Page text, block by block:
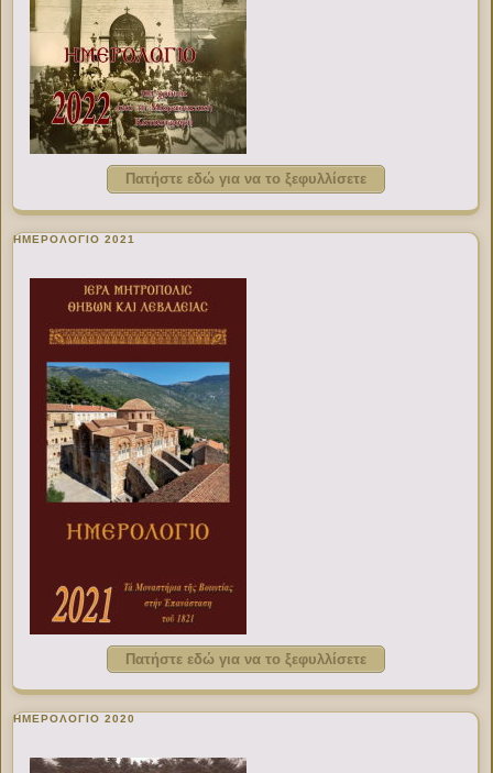
Πατήστε εδώ για να το ξεφυλλίσετε
ΗΜΕΡΟΛΟΓΙΟ 2021
Πατήστε εδώ για να το ξεφυλλίσετε
ΗΜΕΡΟΛΟΓΙΟ 2020